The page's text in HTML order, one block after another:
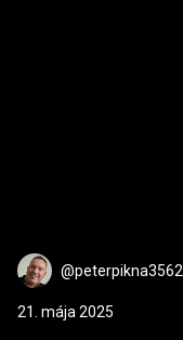
@peterpikna3562
21. mája 2025